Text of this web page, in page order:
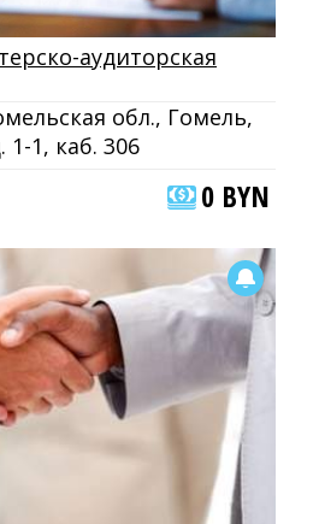
аудиторская
обл., Гомель,
1-1, каб. 306
0 BYN